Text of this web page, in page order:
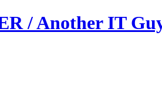
/ Another IT